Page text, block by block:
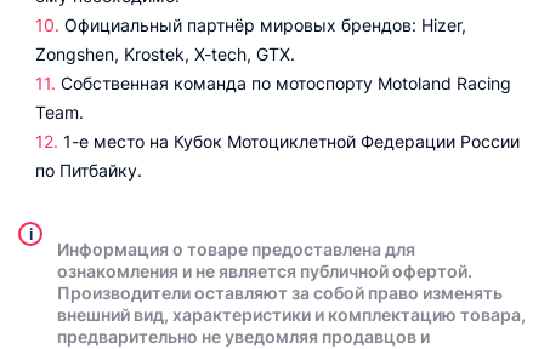
Официальный партнёр мировых брендов: Hizer,
Zongshen, Krostek, X-tech, GTX.
Собственная команда по мотоспорту Motoland Racing
Team.
1-е место на Кубок Мотоциклетной Федерации России
по Питбайку.
i
Информация о товаре предоставлена для
ознакомления и не является публичной офертой.
Производители оставляют за собой право изменять
внешний вид, характеристики и комплектацию товара,
предварительно не уведомляя продавцов и